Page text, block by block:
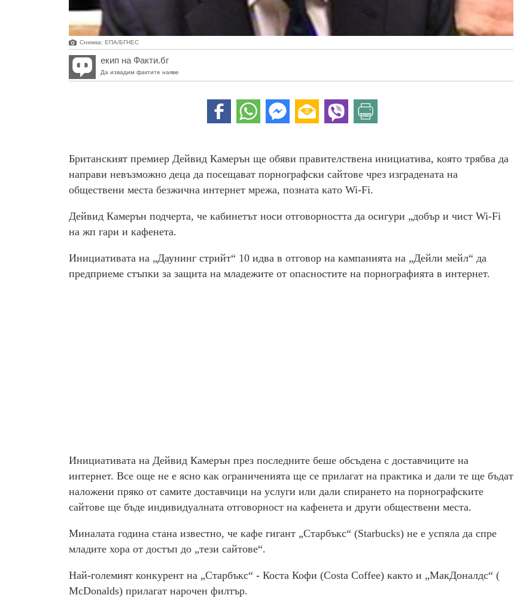
Снимка: ЕПА/БГНЕС
екип на Факти.бг
Да извадим фактите наяве
Британският премиер Дейвид Камерън ще обяви правителствена инициатива, която трябва да
направи невъзможно деца да посещават порнографски сайтове чрез изградената на
обществени места безжична интернет мрежа, позната като Wi-Fi.
Дейвид Камерън подчерта, че кабинетът носи отговорността да осигури „добър и чист Wi-Fi
на жп гари и кафенета.
Инициативата на „Даунинг стрийт“ 10 идва в отговор на кампанията на „Дейли мейл“ да
предприеме стъпки за защита на младежите от опасностите на порнографията в интернет.
Инициативата на Дейвид Камерън през последните беше обсъдена с доставчиците на
интернет. Все още не е ясно как ограниченията ще се прилагат на практика и дали те ще бъдат
наложени пряко от самите доставчици на услуги или дали спирането на порнографските
сайтове ще бъде индивидуалната отговорност на кафенета и други обществени места.
Миналата година стана известно, че кафе гигант „Старбъкс“ (Starbucks) не е успяла да спре
младите хора от достъп до „тези сайтове“.
Най-големият конкурент на „Старбъкс“ - Коста Кофи (Costa Coffee) както и „МакДоналдс“ (
McDonalds) прилагат нарочен филтър.